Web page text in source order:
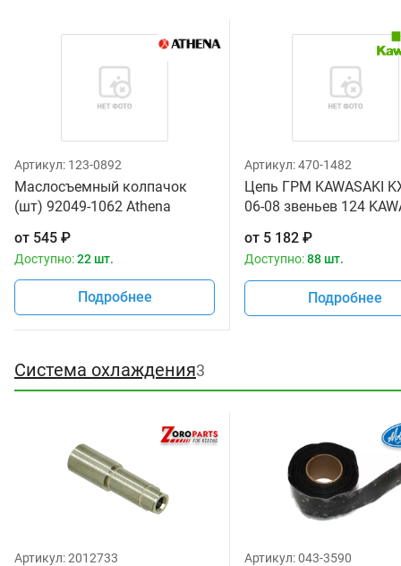
Артикул: 123-0892
Маслосъемный колпачок
(шт) 92049-1062 Athena
от 545 ₽
Доступно:22 шт.
Подробнее
Артикул:470-1482
Цепь ГРМ KAWASAKI
06-08 звеньев 124
от 5 182 ₽
Доступно:88 шт.
Подробнее
Система охлаждения3
Артикул:2012733 Артикул:043-3590